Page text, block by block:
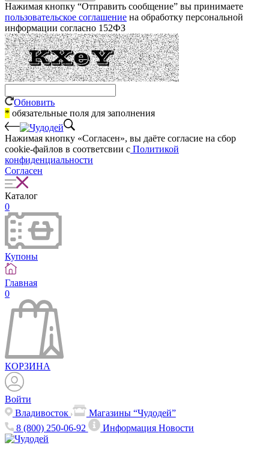
Нажимая кнопку “Отправить сообщение” вы принимаете
пользовательское соглашение на обработку персональной
информации согласно 152ФЗ
Обновить
* обязательные поля для заполнения
Нажимая кнопку «Согласен», вы даёте cогласие на сбор
cookie-файлов в соответсвии с Политикой
конфиденциальности
Согласен
Каталог
0
Купоны
Главная
0
КОРЗИНА
Войти
Владивосток
Магазины “Чудодей”
8 (800) 250-06-92
ИнформацияНовости